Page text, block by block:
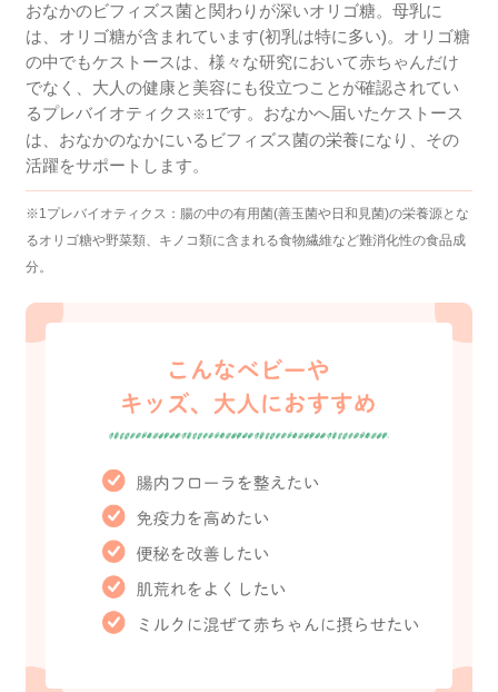
送料は、540円(税込)となりま
4,320円(税込)以上のご購入で